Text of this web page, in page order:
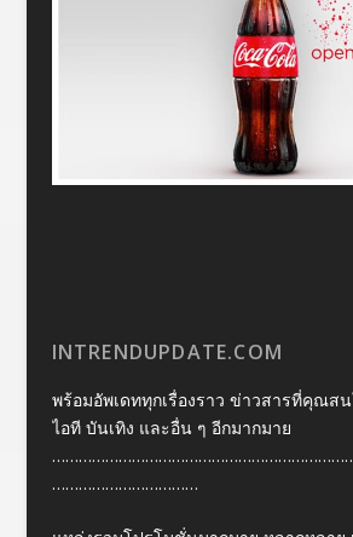
INTRENDUPDATE.COM
พร้อมอัพเดททุกเรื่องราว ข่าวสารที่คุณสน
ไอที บันเทิง และอื่น ๆ อีกมากมาย
……………………………